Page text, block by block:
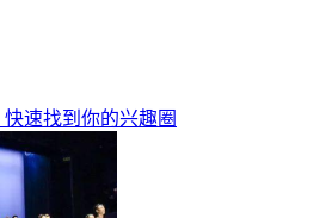
速找到你的兴趣圈